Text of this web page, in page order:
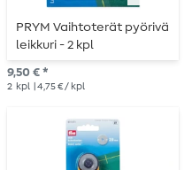
PRYM Vaihtoterät pyörivä
leikkuri - 2 kpl
9,50 € *
2 kpl | 4,75 € / kpl